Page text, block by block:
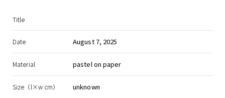
Title
Date August 7, 2025
Material pastel on paper
Size（l×w cm） unknown